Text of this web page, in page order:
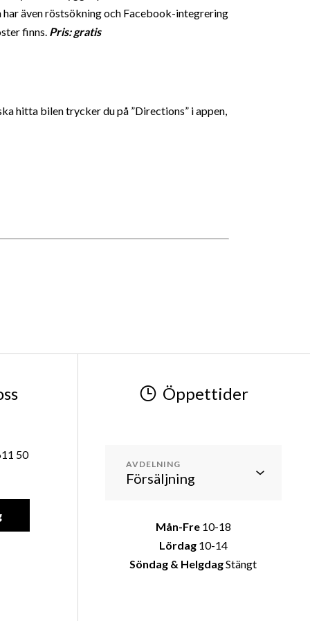
har även röstsökning och Facebook-integrering
finns. Pris: gratis
hitta bilen trycker du på ”Directions” i appen,
50
Öppettider
AVDELNING
Mån-Fre 10-18
Lördag10-14
Söndag & HelgdagStängt